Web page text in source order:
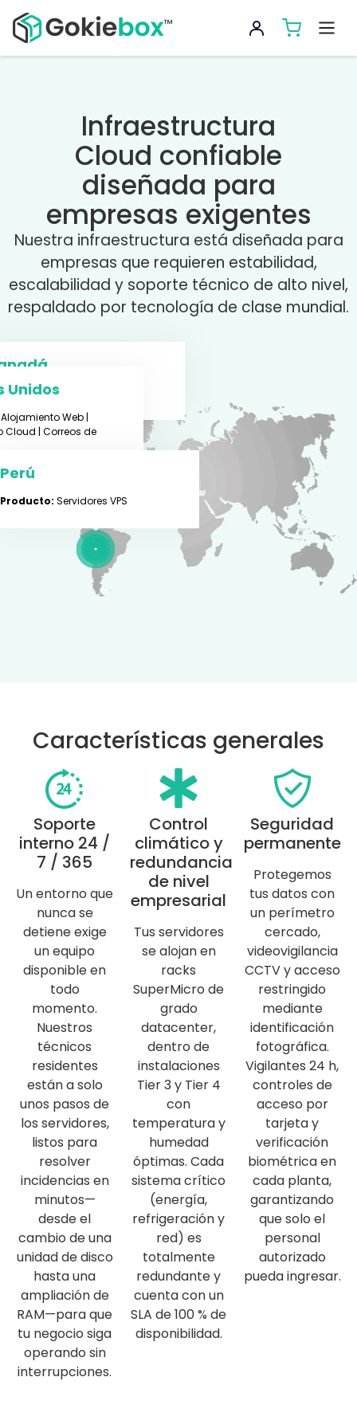
Infraestructura
Cloud confiable
diseñada para
empresas exigentes
Nuestra infraestructura está diseñada para
empresas que requieren estabilidad,
escalabilidad y soporte técnico de alto nivel,
respaldado por tecnología de clase mundial.
Servidores VPS
Unidos
Web |
Cloud | Correos de
Perú
Producto: Servidores VPS
Características generales
Soporte
interno 24 /
7 / 365
Un entorno que
nunca se
detiene exige
un equipo
disponible en
todo
momento.
Nuestros
técnicos
residentes
están a solo
unos pasos de
los servidores,
listos para
resolver
incidencias en
minutos—
desde el
cambio de una
unidad de disco
hasta una
ampliación de
RAM—para que
tu negocio siga
operando sin
interrupciones.
Control
climático y
redundancia
de nivel
empresarial
Tus servidores
se alojan en
racks
SuperMicro de
grado
datacenter,
dentro de
instalaciones
Tier 3 y Tier 4
con
temperatura y
humedad
óptimas. Cada
sistema crítico
(energía,
refrigeración y
red) es
totalmente
redundante y
cuenta con un
SLA de 100 % de
disponibilidad.
Seguridad
permanente
Protegemos
tus datos con
un perímetro
cercado,
videovigilancia
CCTV y acceso
restringido
mediante
identificación
fotográfica.
Vigilantes 24 h,
controles de
acceso por
tarjeta y
verificación
biométrica en
cada planta,
garantizando
que solo el
personal
autorizado
pueda ingresar.